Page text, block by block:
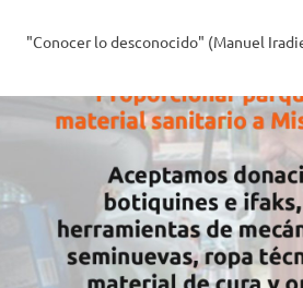
La
Exploradora
"Conocer lo desconocido" (Manuel